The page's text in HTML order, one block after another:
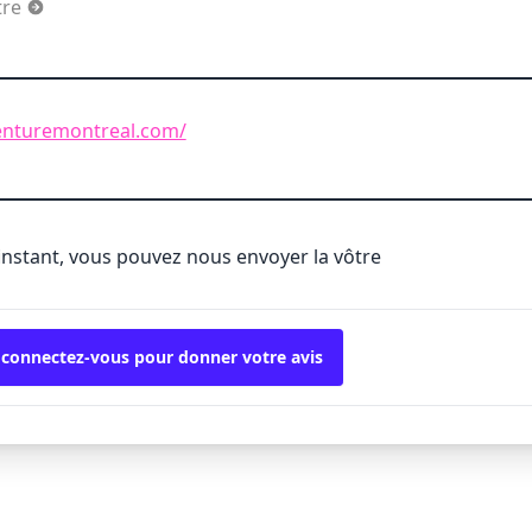
vous pouvez nous envoyer la vôtre
vous pour donner votre avis